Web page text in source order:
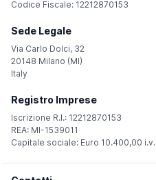
Codice Fiscale: 12212870153
Sede Legale
Via Carlo Dolci, 32
20148 Milano (MI)
Italy
Registro Imprese
Iscrizione R.I.: 12212870153
REA: MI-1539011
Capitale sociale: Euro 10.400,00 i.v.